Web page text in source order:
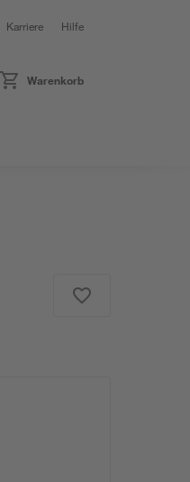
Karriere Hilfe
Warenkorb